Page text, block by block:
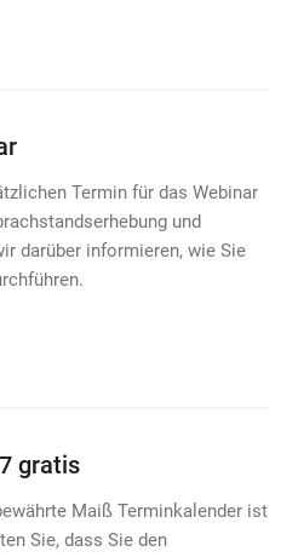
Termin für das Webinar
und
darüber informieren, wie Sie
gratis
Maiß Terminkalender ist
Sie, dass Sie den